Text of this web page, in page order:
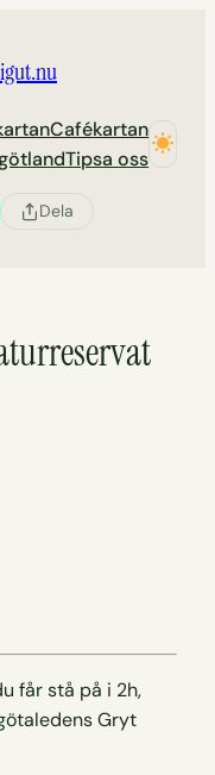
Cafékartan
Tipsa oss
Dela
får stå på i 2h,
Gryt